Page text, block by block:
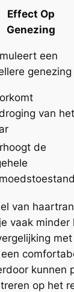
Effect Op
Genezing
een
genezing
van het
de
van
vaak minder
kunnen
op het